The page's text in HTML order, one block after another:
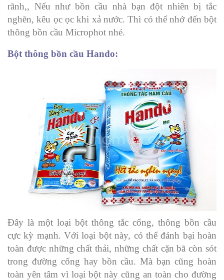
rãnh,, Nếu như bồn cầu nhà bạn đột nhiên bị tắc
nghẽn, kêu ọc ọc khi xả nước. Thì có thể nhớ đến bột
thông bồn cầu Microphot nhé.
Bột thông bồn cầu Hando:
Đây là một loại bột thông tắc cống, thông bồn cầu
cực kỳ mạnh. Với loại bột này, có thể đánh bại hoàn
toàn được những chất thải, những chất cặn bã còn sót
trong đường cống hay bồn cầu. Mà bạn cũng hoàn
toàn yên tâm vì loại bột này cũng an toàn cho đường